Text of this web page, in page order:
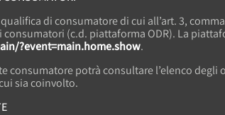
di consumatore di cui all’art. 3,
(c.d. piattaforma ODR). La
?event=main.home.show.
consumatore potrà consultare l’elenco
sia coinvolto.